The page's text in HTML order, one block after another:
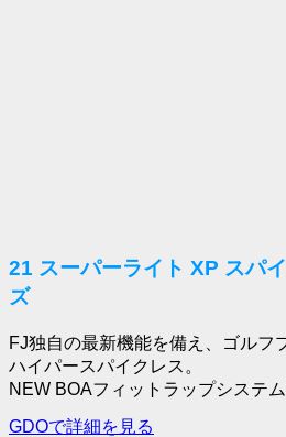
21 スーパーライト XP スパ
ズ
FJ独自の最新機能を備え、ゴルフ
ハイパースパイクレス。
NEW BOAフィットラップシステム
GDOで詳細を見る